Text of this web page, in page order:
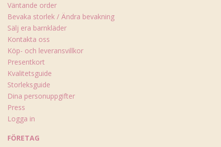
Väntande order
Bevaka storlek / Ändra bevakning
Sälj era barnkläder
Kontakta oss
Köp- och leveransvillkor
Presentkort
Kvalitetsguide
Storleksguide
Dina personuppgifter
Press
Logga in
FÖRETAG